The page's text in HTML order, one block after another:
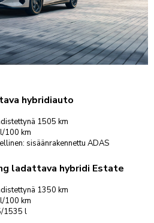
SÄILYTYS
KORJAUKSET
KONALA
UUTISKIRJE
hybridiauto
1505 km
100 km
sisäänrakennettu ADAS
ladattava hybridi Estate
1350 km
100 km
1535 l